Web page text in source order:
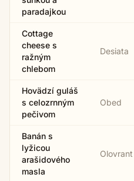
paradajkou
Cottage
cheese s
ražným
chlebom
Desiata
Hovädzí guláš
s celozrnným
pečivom
Obed
Banán s
lyžicou
arašidového
masla
Olovrant